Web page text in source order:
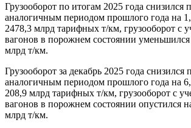
Грузооборот по итогам 2025 года снизился
аналогичным периодом прошлого года на
2478,3 млрд тарифных т/км, грузооборот с
вагонов в порожнем состоянии уменьшился
млрд т/км.
Грузооборот за декабрь 2025 года
аналогичным периодом прошлого года на
208,9 млрд тарифных т/км, грузооборот с
вагонов в порожнем состоянии опустился
млрд т/км.